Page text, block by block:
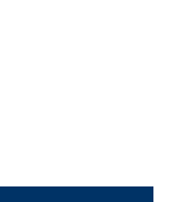
Schutz nicht
steht es jeder
Daten auch auf
an uns zu